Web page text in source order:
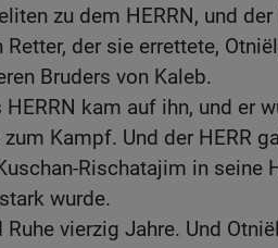
zu dem HERRN, und der
der sie errettete,
Bruders von Kaleb.
kam auf ihn, und er
Kampf. Und der HERR
Rischatajim in seine
wurde.
vierzig Jahre. Und